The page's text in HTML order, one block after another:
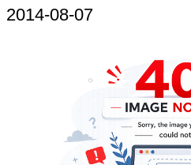
2014-08-07